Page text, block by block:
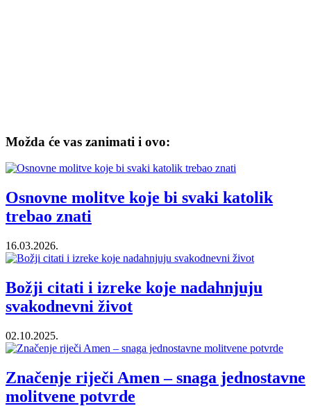
Možda će vas zanimati i ovo:
Osnovne molitve koje bi svaki katolik
trebao znati
16.03.2026.
Božji citati i izreke koje nadahnjuju
svakodnevni život
02.10.2025.
Značenje riječi Amen – snaga jednostavne
molitvene potvrde